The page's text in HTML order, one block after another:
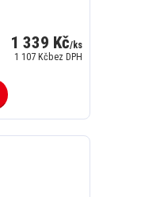
1 339 Kč/ks
1 107 Kčbez DPH